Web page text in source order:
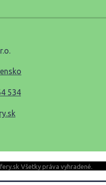
534
Všetky práva vyhradené.